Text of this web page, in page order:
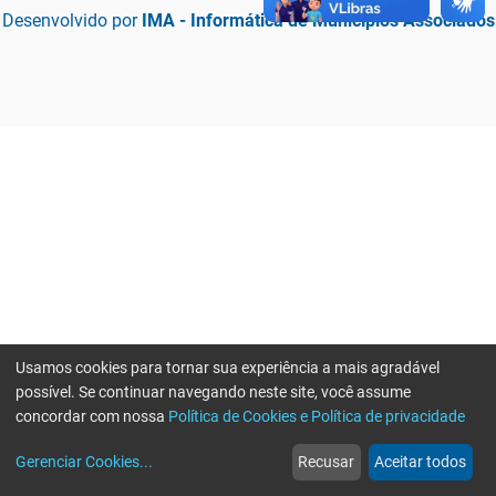
Desenvolvido por IMA - Informática de Municípios Associados
web
Notícias
more_horiz
Mais
Usamos cookies para tornar sua experiência a mais agradável
possível. Se continuar navegando neste site, você assume
concordar com nossa Política de Cookies e Política de privacidade
Gerenciar Cookies... Recusar Aceitar todos
Erro ao enviar informações, por favor tente novamente